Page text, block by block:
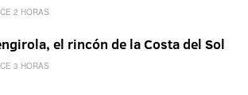
2 HORAS
el rincón de la Costa del Sol
3 HORAS